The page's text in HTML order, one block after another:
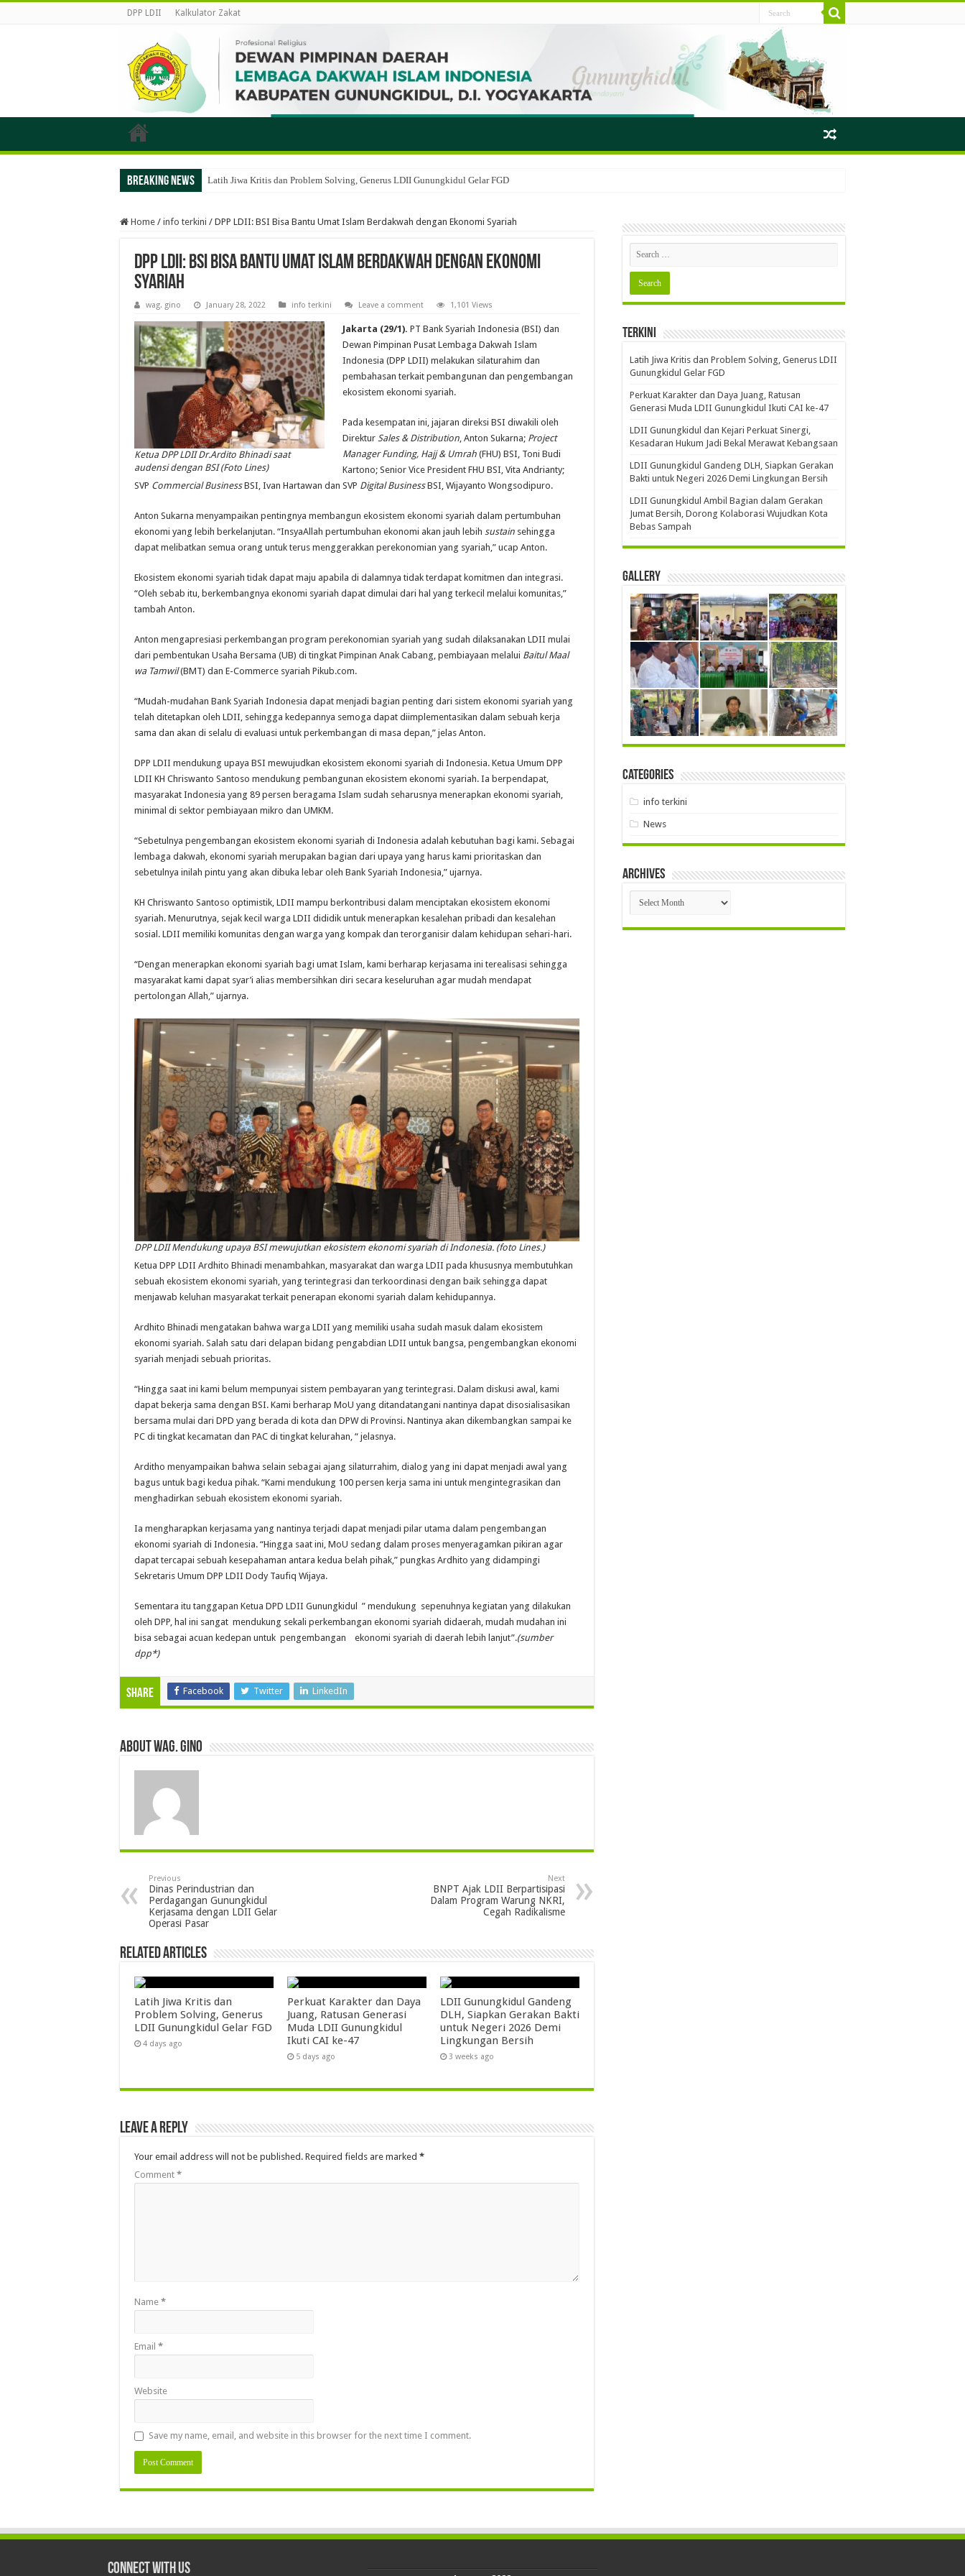
DPP LDII Kalkulator Zakat
Breaking News Latih Jiwa Kritis dan Problem Solving, Generus LDII Gunungkidul Gelar FGD
Home / info terkini / DPP LDII: BSI Bisa Bantu Umat Islam Berdakwah dengan Ekonomi Syariah
DPP LDII: BSI Bisa Bantu Umat Islam Berdakwah dengan Ekonomi
Syariah
wag. gino January 28, 2022 info terkini Leave a comment 1,101 Views
Ketua DPP LDII Dr.Ardito Bhinadi saat
audensi dengan BSI (Foto Lines)
Jakarta (29/1). PT Bank Syariah Indonesia (BSI) dan
Dewan Pimpinan Pusat Lembaga Dakwah Islam
Indonesia (DPP LDII) melakukan silaturahim dan
pembahasan terkait pembangunan dan pengembangan
ekosistem ekonomi syariah.
Pada kesempatan ini, jajaran direksi BSI diwakili oleh
Direktur Sales & Distribution, Anton Sukarna; Project
Manager Funding, Hajj & Umrah (FHU) BSI, Toni Budi
Kartono; Senior Vice President FHU BSI, Vita Andrianty;
SVP Commercial BusinessBSI, Ivan Hartawan dan SVP Digital BusinessBSI, Wijayanto Wongsodipuro.
Anton Sukarna menyampaikan pentingnya membangun ekosistem ekonomi syariah dalam pertumbuhan
ekonomi yang lebih berkelanjutan. “InsyaAllah pertumbuhan ekonomi akan jauh lebih sustain sehingga
dapat melibatkan semua orang untuk terus menggerakkan perekonomian yang syariah,” ucap Anton.
Ekosistem ekonomi syariah tidak dapat maju apabila di dalamnya tidak terdapat komitmen dan integrasi.
“Oleh sebab itu, berkembangnya ekonomi syariah dapat dimulai dari hal yang terkecil melalui komunitas,”
tambah Anton.
Anton mengapresiasi perkembangan program perekonomian syariah yang sudah dilaksanakan LDII mulai
dari pembentukan Usaha Bersama (UB) di tingkat Pimpinan Anak Cabang, pembiayaan melalui Baitul Maal
wa Tamwil(BMT) dan E-Commerce syariah Pikub.com.
“Mudah-mudahan Bank Syariah Indonesia dapat menjadi bagian penting dari sistem ekonomi syariah yang
telah ditetapkan oleh LDII, sehingga kedepannya semoga dapat diimplementasikan dalam sebuah kerja
sama dan akan di selalu di evaluasi untuk perkembangan di masa depan,” jelas Anton.
DPP LDII mendukung upaya BSI mewujudkan ekosistem ekonomi syariah di Indonesia. Ketua Umum DPP
LDII KH Chriswanto Santoso mendukung pembangunan ekosistem ekonomi syariah. Ia berpendapat,
masyarakat Indonesia yang 89 persen beragama Islam sudah seharusnya menerapkan ekonomi syariah,
minimal di sektor pembiayaan mikro dan UMKM.
“Sebetulnya pengembangan ekosistem ekonomi syariah di Indonesia adalah kebutuhan bagi kami. Sebagai
lembaga dakwah, ekonomi syariah merupakan bagian dari upaya yang harus kami prioritaskan dan
sebetulnya inilah pintu yang akan dibuka lebar oleh Bank Syariah Indonesia,” ujarnya.
KH Chriswanto Santoso optimistik, LDII mampu berkontribusi dalam menciptakan ekosistem ekonomi
syariah. Menurutnya, sejak kecil warga LDII dididik untuk menerapkan kesalehan pribadi dan kesalehan
sosial. LDII memiliki komunitas dengan warga yang kompak dan terorganisir dalam kehidupan sehari-hari.
“Dengan menerapkan ekonomi syariah bagi umat Islam, kami berharap kerjasama ini terealisasi sehingga
masyarakat kami dapat syar’i alias membersihkan diri secara keseluruhan agar mudah mendapat
pertolongan Allah,” ujarnya.
DPP LDII Mendukung upaya BSI mewujutkan ekosistem ekonomi syariah di Indonesia. (foto Lines.)
Ketua DPP LDII Ardhito Bhinadi menambahkan, masyarakat dan warga LDII pada khususnya membutuhkan
sebuah ekosistem ekonomi syariah, yang terintegrasi dan terkoordinasi dengan baik sehingga dapat
menjawab keluhan masyarakat terkait penerapan ekonomi syariah dalam kehidupannya.
Ardhito Bhinadi mengatakan bahwa warga LDII yang memiliki usaha sudah masuk dalam ekosistem
ekonomi syariah. Salah satu dari delapan bidang pengabdian LDII untuk bangsa, pengembangkan ekonomi
syariah menjadi sebuah prioritas.
“Hingga saat ini kami belum mempunyai sistem pembayaran yang terintegrasi. Dalam diskusi awal, kami
dapat bekerja sama dengan BSI. Kami berharap MoU yang ditandatangani nantinya dapat disosialisasikan
bersama mulai dari DPD yang berada di kota dan DPW di Provinsi. Nantinya akan dikembangkan sampai ke
PC di tingkat kecamatan dan PAC di tingkat kelurahan, “ jelasnya.
Arditho menyampaikan bahwa selain sebagai ajang silaturrahim, dialog yang ini dapat menjadi awal yang
bagus untuk bagi kedua pihak. “Kami mendukung 100 persen kerja sama ini untuk mengintegrasikan dan
menghadirkan sebuah ekosistem ekonomi syariah.
Ia mengharapkan kerjasama yang nantinya terjadi dapat menjadi pilar utama dalam pengembangan
ekonomi syariah di Indonesia. “Hingga saat ini, MoU sedang dalam proses menyeragamkan pikiran agar
dapat tercapai sebuah kesepahaman antara kedua belah pihak,” pungkas Ardhito yang didampingi
Sekretaris Umum DPP LDII Dody Taufiq Wijaya.
Sementara itu tanggapan Ketua DPD LDII Gunungkidul ” mendukung sepenuhnya kegiatan yang dilakukan
oleh DPP, hal ini sangat mendukung sekali perkembangan ekonomi syariah didaerah, mudah mudahan ini
bisa sebagai acuan kedepan untuk pengembangan ekonomi syariah di daerah lebih lanjut”.(sumber
dpp*)
Share Facebook Twitter LinkedIn
About wag. gino
Previous
Dinas Perindustrian dan
Perdagangan Gunungkidul
Kerjasama dengan LDII Gelar
Operasi Pasar
Next
BNPT Ajak LDII Berpartisipasi
Dalam Program Warung NKRI,
Cegah Radikalisme
Related Articles
Latih Jiwa Kritis dan
Problem Solving, Generus
LDII Gunungkidul Gelar FGD
4 days ago
Perkuat Karakter dan Daya
Juang, Ratusan Generasi
Muda LDII Gunungkidul
Ikuti CAI ke-47
5 days ago
LDII Gunungkidul Gandeng
DLH, Siapkan Gerakan Bakti
untuk Negeri 2026 Demi
Lingkungan Bersih
3 weeks ago
Leave a Reply
Your email address will not be published. Required fields are marked *
Comment *
Name *
Email *
Website
Save my name, email, and website in this browser for the next time I comment.
Terkini
Latih Jiwa Kritis dan Problem Solving, Generus LDII
Gunungkidul Gelar FGD
Perkuat Karakter dan Daya Juang, Ratusan
Generasi Muda LDII Gunungkidul Ikuti CAI ke-47
LDII Gunungkidul dan Kejari Perkuat Sinergi,
Kesadaran Hukum Jadi Bekal Merawat Kebangsaan
LDII Gunungkidul Gandeng DLH, Siapkan Gerakan
Bakti untuk Negeri 2026 Demi Lingkungan Bersih
LDII Gunungkidul Ambil Bagian dalam Gerakan
Jumat Bersih, Dorong Kolaborasi Wujudkan Kota
Bebas Sampah
Gallery
Categories
info terkini
News
Archives
Archives
Connect With Us